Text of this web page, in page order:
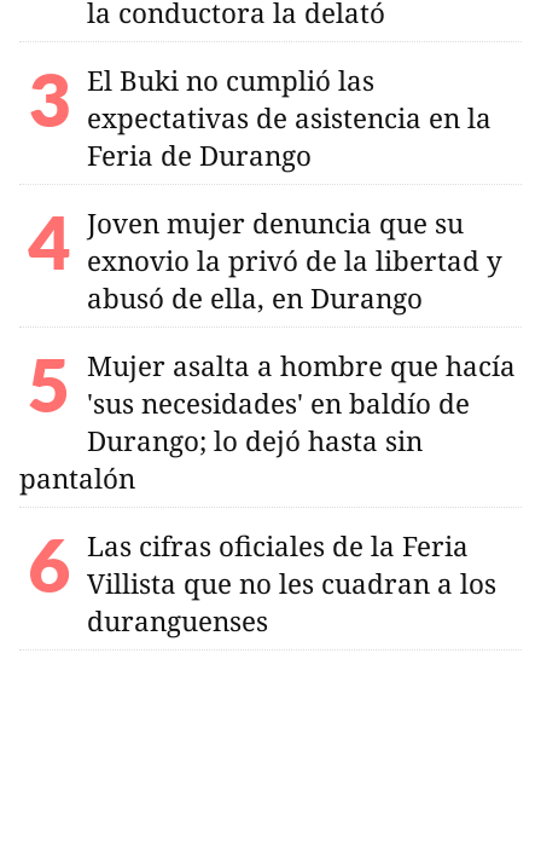
la conductora la delató
El Buki no cumplió las
expectativas de asistencia en la
Feria de Durango
Joven mujer denuncia que su
exnovio la privó de la libertad y
abusó de ella, en Durango
Mujer asalta a hombre que hacía
'sus necesidades' en baldío de
Durango; lo dejó hasta sin
pantalón
Las cifras oficiales de la Feria
Villista que no les cuadran a los
duranguenses